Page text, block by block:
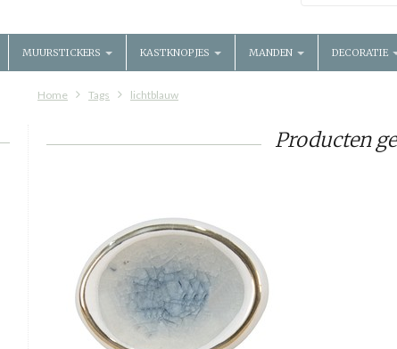
MUURSTICKERS KASTKNOPJES MANDEN DECORATIE
Home Tags lichtblauw
Producten